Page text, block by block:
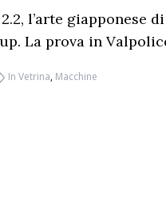
l’arte giapponese
La prova in
In Vetrina, Macchine